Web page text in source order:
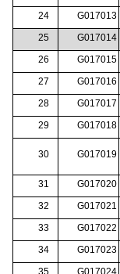
24
G017013
25
G017014
26
G017015
27
G017016
28
G017017
29
G017018
30 G017019
31 G017020
32
G017021
33
G017022
34
G017023
35
G017024